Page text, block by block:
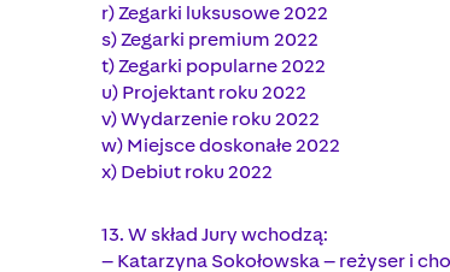
r) Zegarki luksusowe 2022
s) Zegarki premium 2022
t) Zegarki popularne 2022
u) Projektant roku 2022
v) Wydarzenie roku 2022
w) Miejsce doskonałe 2022
x) Debiut roku 2022
13. W skład Jury wchodzą:
– Katarzyna Sokołowska – reżyser i